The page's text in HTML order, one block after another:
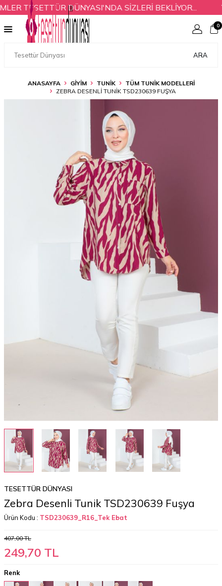
TESETTÜR DÜNYASI'NDA SİZLERİ BEKLİYOR...
ARA
0
ANASAYFA GİYİM TUNİK
TÜM TUNIK MODELLERI
ZEBRA DESENLI TUNIK TSD230639 FUŞYA
TESETTÜR DÜNYASI
Zebra Desenli Tunik TSD230639 Fuşya
Ürün Kodu : TSD230639_R16_Tek Ebat
407,00TL
249,70 TL
Renk